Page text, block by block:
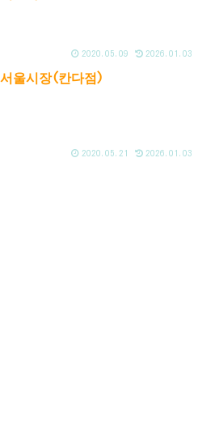
2020.05.09 2026.01.03
서울시장(칸다점)
2020.05.21 2026.01.03